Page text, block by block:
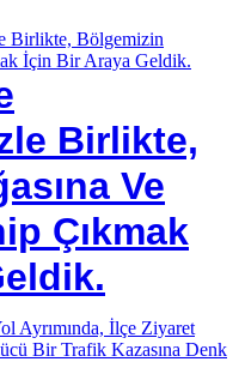
Birlikte,
Ve
Çıkmak